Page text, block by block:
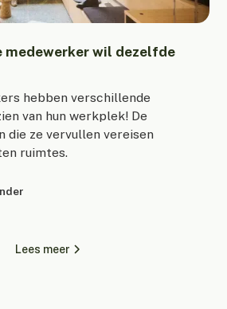
medewerker wil dezelfde
hebben verschillende
van hun werkplek! De
die ze vervullen vereisen
ruimtes.
Lees meer